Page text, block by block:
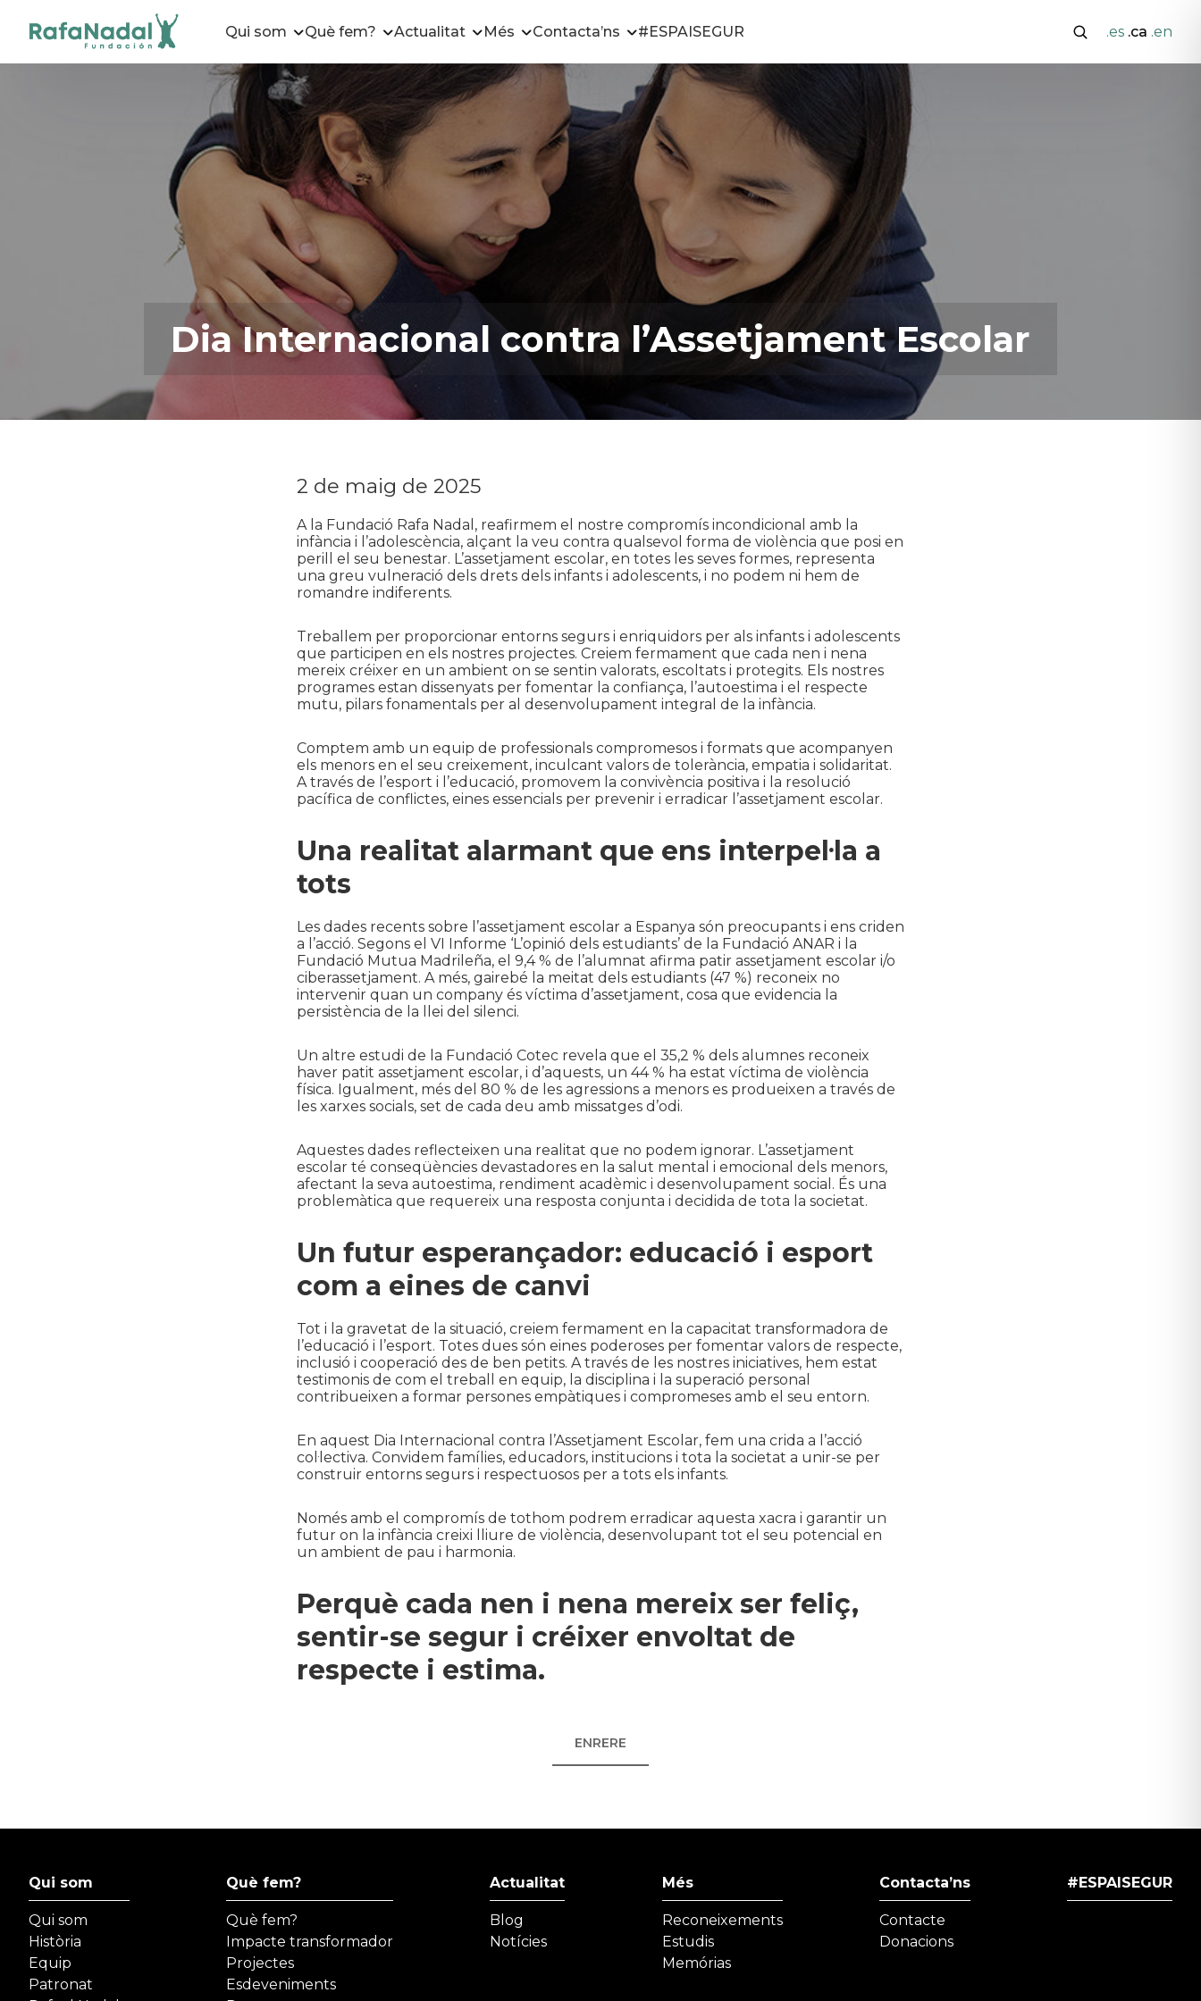
Qui som Què fem? Actualitat Més Contacta’ns #ESPAISEGUR .es .ca .en
Dia Internacional contra l’Assetjament Escolar
2 de maig de 2025
A la Fundació Rafa Nadal, reafirmem el nostre compromís incondicional amb la
infància i l’adolescència, alçant la veu contra qualsevol forma de violència que posi en
perill el seu benestar. L’assetjament escolar, en totes les seves formes, representa
una greu vulneració dels drets dels infants i adolescents, i no podem ni hem de
romandre indiferents.
Treballem per proporcionar entorns segurs i enriquidors per als infants i adolescents
que participen en els nostres projectes. Creiem fermament que cada nen i nena
mereix créixer en un ambient on se sentin valorats, escoltats i protegits. Els nostres
programes estan dissenyats per fomentar la confiança, l’autoestima i el respecte
mutu, pilars fonamentals per al desenvolupament integral de la infància.
Comptem amb un equip de professionals compromesos i formats que acompanyen
els menors en el seu creixement, inculcant valors de tolerància, empatia i solidaritat.
A través de l’esport i l’educació, promovem la convivència positiva i la resolució
pacífica de conflictes, eines essencials per prevenir i erradicar l’assetjament escolar.
Una realitat alarmant que ens interpel·la a
tots
Les dades recents sobre l’assetjament escolar a Espanya són preocupants i ens criden
a l’acció. Segons el VI Informe ‘L’opinió dels estudiants’ de la Fundació ANAR i la
Fundació Mutua Madrileña, el 9,4 % de l’alumnat afirma patir assetjament escolar i/o
ciberassetjament. A més, gairebé la meitat dels estudiants (47 %) reconeix no
intervenir quan un company és víctima d’assetjament, cosa que evidencia la
persistència de la llei del silenci.
Un altre estudi de la Fundació Cotec revela que el 35,2 % dels alumnes reconeix
haver patit assetjament escolar, i d’aquests, un 44 % ha estat víctima de violència
física. Igualment, més del 80 % de les agressions a menors es produeixen a través de
les xarxes socials, set de cada deu amb missatges d’odi.
Aquestes dades reflecteixen una realitat que no podem ignorar. L’assetjament
escolar té conseqüències devastadores en la salut mental i emocional dels menors,
afectant la seva autoestima, rendiment acadèmic i desenvolupament social. És una
problemàtica que requereix una resposta conjunta i decidida de tota la societat.
Un futur esperançador: educació i esport
com a eines de canvi
Tot i la gravetat de la situació, creiem fermament en la capacitat transformadora de
l’educació i l’esport. Totes dues són eines poderoses per fomentar valors de respecte,
inclusió i cooperació des de ben petits. A través de les nostres iniciatives, hem estat
testimonis de com el treball en equip, la disciplina i la superació personal
contribueixen a formar persones empàtiques i compromeses amb el seu entorn.
En aquest Dia Internacional contra l’Assetjament Escolar, fem una crida a l’acció
col·lectiva. Convidem famílies, educadors, institucions i tota la societat a unir-se per
construir entorns segurs i respectuosos per a tots els infants.
Només amb el compromís de tothom podrem erradicar aquesta xacra i garantir un
futur on la infància creixi lliure de violència, desenvolupant tot el seu potencial en
un ambient de pau i harmonia.
Perquè cada nen i nena mereix ser feliç,
sentir-se segur i créixer envoltat de
respecte i estima.
ENRERE
Qui som
Qui som
Història
Equip
Patronat
Què fem?
Què fem?
Impacte transformador
Projectes
Esdeveniments
Actualitat
Blog
Notícies
Més
Reconeixements
Estudis
Memórias
Contacta’ns
Contacte
Donacions
#ESPAISEGUR